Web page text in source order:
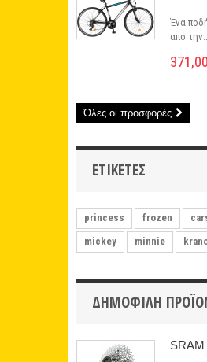
Ένα
από
Όλες οι προσφορές
ΕΤΙΚΈΤΕΣ
princess frozen
mickey
minnie
ΔΗΜΟΦΙΛΉ